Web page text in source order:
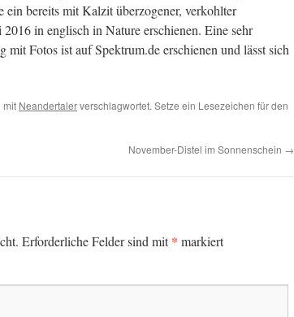
bereits mit Kalzit überzogener, verkohlter
2016 in englisch in Nature erschienen. Eine sehr
mit Fotos ist auf Spektrum.de erschienen und lässt sich
mit Neandertalerverschlagwortet. Setze ein Lesezeichen für den
November-Distel im Sonnenschein →
Erforderliche Felder sind mit* markiert